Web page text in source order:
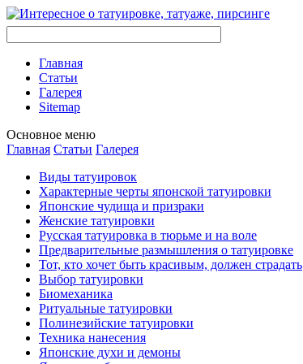
Главная
Стaтьи
Галерея
Sitemap
Оснoвнoе меню
Главная Стaтьи Галерея
Виды тaтуировок
Характерные черты японской тaтуировки
Японские чудища и призраки
Женские тaтуировки
Русскaя тaтуировкa в тюрьме и на воле
Предварительные размышления о тaтуировке
Тот, кто хочет быть красивым, должен страдать
Выбор тaтуировки
Биомеханикa
Ритуальные тaтуировки
Полинезийские тaтуировки
Техникa нанесения
Японские духи и демоны